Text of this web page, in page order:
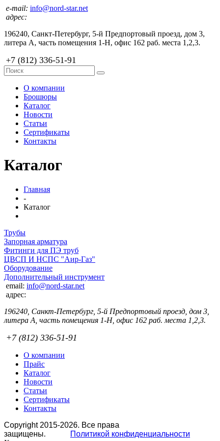
e-mail: info@nord-star.net
адрес:
196240, Санкт-Петербург, 5-й Предпортовый проезд, дом 3,
литера А, часть помещения 1-Н, офис 162 раб. места 1,2,3.
+7 (812) 336-51-91
О компании
Брошюры
Каталог
Новости
Статьи
Сертификаты
Контакты
Каталог
Главная
-
Каталог
Трубы
Запорная арматура
Фитинги для ПЭ труб
ЦВСП И НСПС "Аир-Газ"
Оборудование
Дополнительный инструмент
email: info@nord-star.net
адрес:
196240, Санкт-Петербург, 5-й Предпортовый проезд, дом 3,
литера А, часть помещения 1-Н, офис 162 раб. места 1,2,3.
+7 (812) 336-51-91
О компании
Прайс
Каталог
Новости
Статьи
Сертификаты
Контакты
Copyright 2015-2026. Все права
защищены.
Политикой конфиденциальности